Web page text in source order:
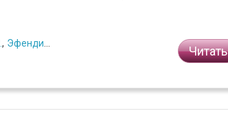
, Эфендиева Д.Б.
Читать